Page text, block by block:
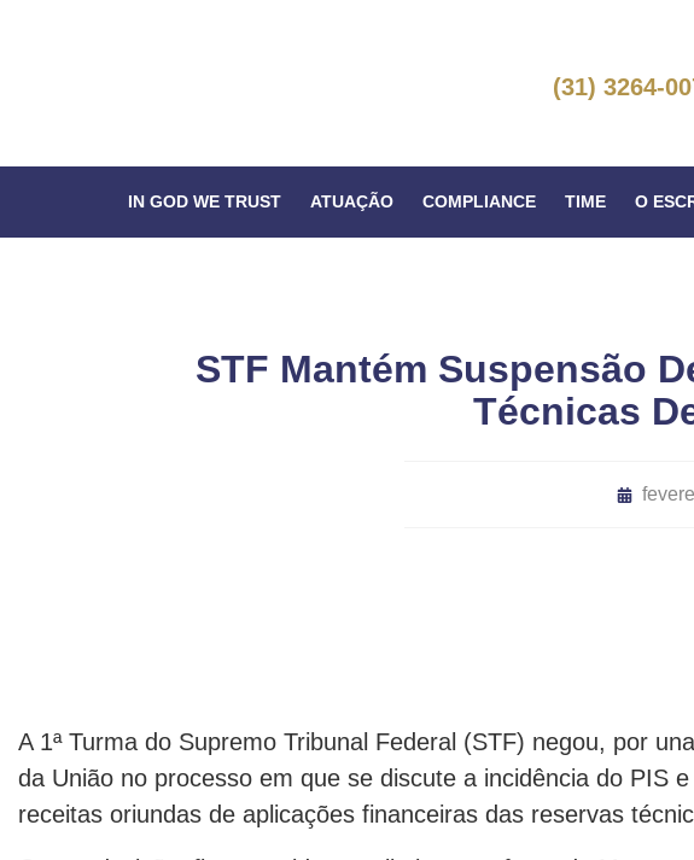
(31) 3264-
IN GOD WE TRUST ATUAÇÃO COMPLIANCE TIME O
STF Mantém Suspensão
Técnicas
A 1ª Turma do Supremo Tribunal Federal (STF) negou, por
da União no processo em que se discute a incidência do PIS
receitas oriundas de aplicações financeiras das reservas